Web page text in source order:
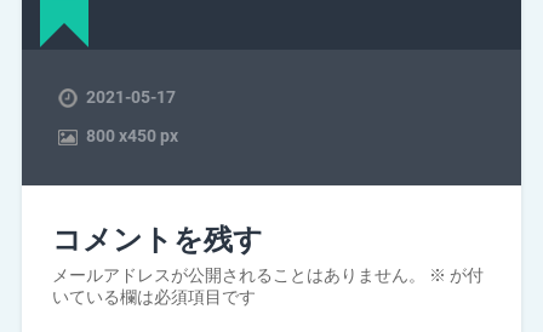
2021-05-17
800x450 px
コメントを残す
メールアドレスが公開されることはありません。 ※ が付
いている欄は必須項目です